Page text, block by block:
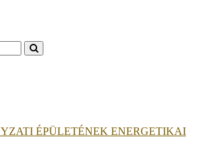
ÉPÜLETÉNEK ENERGETIKAI